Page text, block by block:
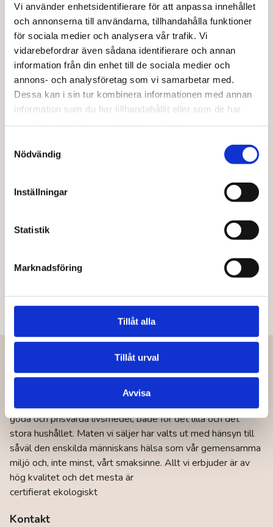
Vi använder enhetsidentifierare för att anpassa innehållet
och annonserna till användarna, tillhandahålla funktioner
för sociala medier och analysera vår trafik. Vi
vidarebefordrar även sådana identifierare och annan
information från din enhet till de sociala medier och
annons- och analysföretag som vi samarbetar med.
Dessa kan i sin tur kombinera informationen med annan
information som du har tillhandahållit eller som de har
Nödvändig
Inställningar
Statistik
Marknadsföring
Tillåt alla
Tillåt urval
Avvisa
Lägg till i varukorg Läs mer
Lägg till i varukorg
Lakrits confetti EKO 100 g
Lägg till i varukorg
BaraBraMat består av två butiker i Göteborg; en i Olskroken
och en i Kungsladugård samt försäljning här på nätet. Sedan
starten 2012 har ambitionen varit att du ska finna nyttiga,
goda och prisvärda livsmedel, både för det lilla och det
stora hushållet. Maten vi säljer har valts ut med hänsyn till
såväl den enskilda människans hälsa som vår gemensamma
miljö och, inte minst, vårt smaksinne. Allt vi erbjuder är av
hög kvalitet och det mesta är
certifierat ekologiskt
Kontakt